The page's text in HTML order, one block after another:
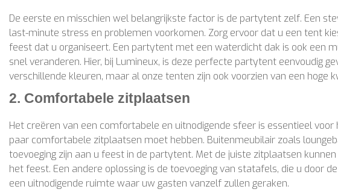
De eerste en misschien wel belangrijkste factor is de partytent zelf. Een
last-minute stress en problemen voorkomen. Zorg ervoor dat u een tent
feest dat u organiseert. Een partytent met een waterdicht dak is ook een
snel veranderen. Hier, bij Lumineux, is deze perfecte partytent eenvoudig
verschillende kleuren, maar al onze tenten zijn ook voorzien van een hoge
2. Comfortabele zitplaatsen
Het creëren van een comfortabele en uitnodigende sfeer is essentieel
paar comfortabele zitplaatsen moet hebben. Buitenmeubilair zoals
toevoeging zijn aan u feest in de partytent. Met de juiste zitplaatsen
het feest. Een andere oplossing is de toevoeging van statafels, die u door
een uitnodigende ruimte waar uw gasten vanzelf zullen geraken.